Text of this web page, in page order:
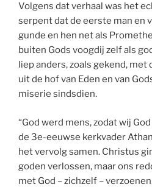
Volgens dat verhaal was het
serpent dat de eerste man en
gunde en hen net als
buiten Gods voogdij zelf als
liep anders, zoals gekend, met
uit de hof van Eden en van
miserie sindsdien.
“God werd mens, zodat wij
de 3e-eeuwse kerkvader
het vervolg samen. Christus
goden verlossen, maar ons
met God – zichzelf –